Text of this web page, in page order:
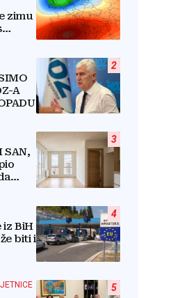
zimu
2
A
3
SAN,
4
iz BiH
biti i
5